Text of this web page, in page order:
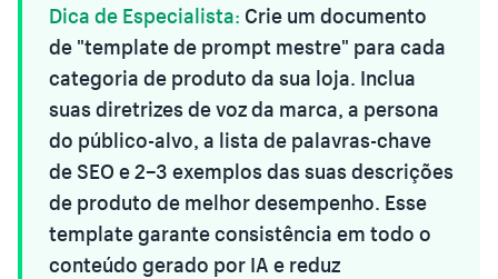
Dica de Especialista: Crie um documento
de "template de prompt mestre" para cada
categoria de produto da sua loja. Inclua
suas diretrizes de voz da marca, a persona
do público-alvo, a lista de palavras-chave
de SEO e 2–3 exemplos das suas descrições
de produto de melhor desempenho. Esse
template garante consistência em todo o
conteúdo gerado por IA e reduz